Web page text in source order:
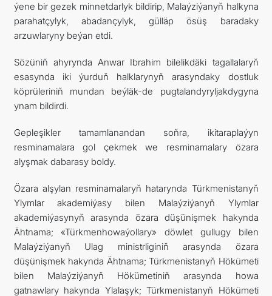
ýene bir gezek minnetdarlyk bildirip, Malaýziýanyň halkyna
parahatçylyk, abadançylyk, gülläp ösüş baradaky
arzuwlaryny beýan etdi.
Sözüniň ahyrynda Anwar Ibrahim bilelikdäki tagallalaryň
esasynda iki ýurduň halklarynyň arasyndaky dostluk
köprüleriniň mundan beýläk-de pugtalandyryljakdygyna
ynam bildirdi.
Gepleşikler tamamlanandan soňra, ikitaraplaýyn
resminamalara gol çekmek we resminamalary özara
alyşmak dabarasy boldy.
Özara alşylan resminamalaryň hatarynda Türkmenistanyň
Ylymlar akademiýasy bilen Malaýziýanyň Ylymlar
akademiýasynyň arasynda özara düşünişmek hakynda
Ähtnama; «Türkmenhowaýollary» döwlet gullugy bilen
Malaýziýanyň Ulag ministrliginiň arasynda özara
düşünişmek hakynda Ähtnama; Türkmenistanyň Hökümeti
bilen Malaýziýanyň Hökümetiniň arasynda howa
gatnawlary hakynda Ylalaşyk; Türkmenistanyň Hökümeti